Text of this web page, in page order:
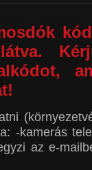
-kamerás
az e-